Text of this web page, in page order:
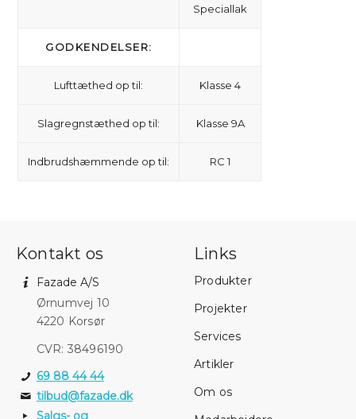
Speciallak
GODKENDELSER:
Lufttæthed op til: Klasse 4
Slagregnstæthed op til: Klasse 9A
Indbrudshæmmende op til: RC 1
Kontakt os
Fazade A/S
Ørnumvej 10
4220 Korsør
CVR: 38496190
69 88 44 44
tilbud@fazade.dk
Salgs- og
Links
Produkter
Projekter
Services
Artikler
Om os